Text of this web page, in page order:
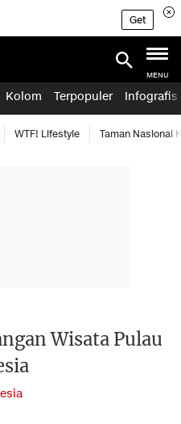
Get
MENU
Kolom Terpopuler Infografis
WTF! Lifestyle Taman Nasional
Wisata Pulau